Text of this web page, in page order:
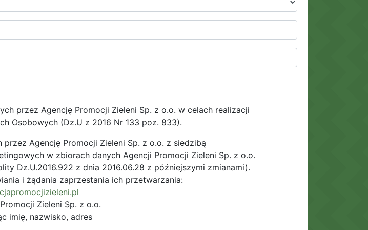
przez Agencję Promocji Zieleni Sp. z o.o. w celach realizacji
Osobowych (Dz.U z 2016 Nr 133 poz. 833).
Agencję Promocji Zieleni Sp. z o.o. z siedzibą
w zbiorach danych Agencji Promocji Zieleni Sp. z o.o.
Dz.U.2016.922 z dnia 2016.06.28 z późniejszymi zmianami).
i żądania zaprzestania ich przetwarzania:
Zieleni Sp. z o.o.
imię, nazwisko, adres